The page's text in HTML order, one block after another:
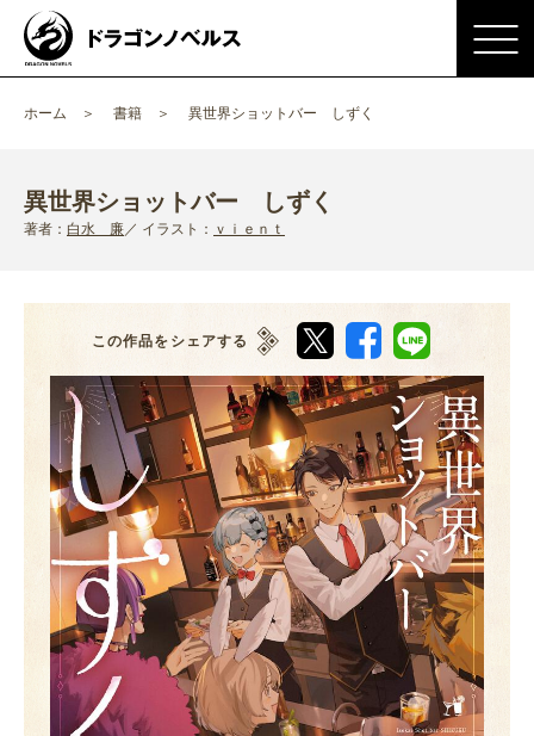
ホーム 書籍 異世界ショットバー しずく
異世界ショットバー しずく
著者： 白水 廉 イラスト： ｖｉｅｎｔ
この作品をシェアする